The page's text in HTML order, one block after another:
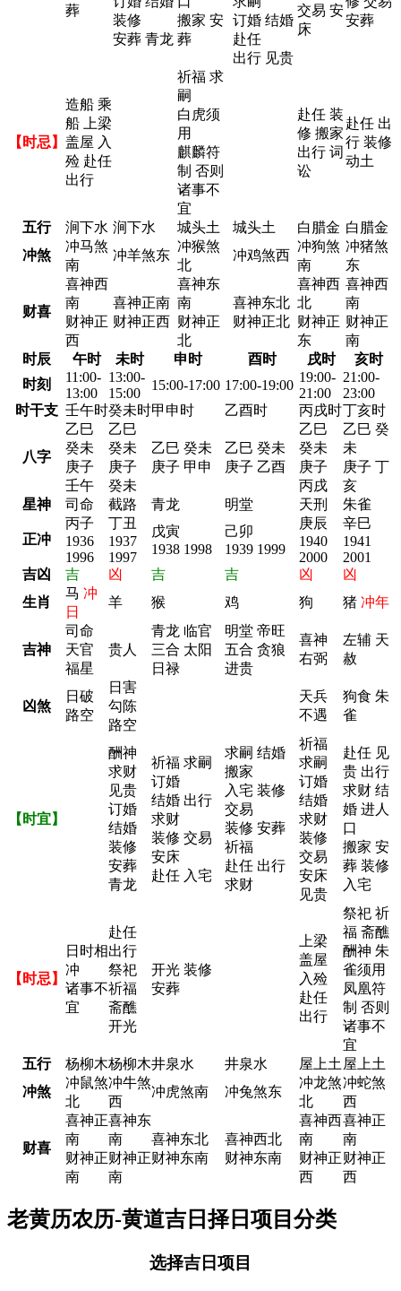
葬
装修
安葬 青龙
搬家 安
葬
订婚 结婚
赴任
出行 见贵
交易 安
床
安葬
【时忌】
造船 乘
船 上梁
盖屋 入
殓 赴任
出行
祈福 求
嗣
白虎须
用
麒麟符
制 否则
诸事不
宜
赴任 装
修 搬家
出行 词
讼
赴任 出
行 装修
动土
五行 涧下水 涧下水 城头土 城头土 白腊金 白腊金
冲煞
冲马煞
南
冲羊煞东
冲猴煞
北
冲鸡煞西
冲狗煞
南
冲猪煞
东
财喜
喜神西
南
财神正
西
喜神正南
财神正西
喜神东
南
财神正
北
喜神东北
财神正北
喜神西
北
财神正
东
喜神西
南
财神正
南
时辰
午时 未时 申时 酉时 戌时
亥时
时刻
11:00-
13:00
13:00-
15:00
15:00-17:00 17:00-19:00
19:00-
21:00
21:00-
23:00
时干支 壬午时癸未时甲申时 乙酉时 丙戌时丁亥时
八字
乙巳
癸未
庚子
壬午
乙巳
癸未
庚子
癸未
乙巳 癸未
庚子 甲申
乙巳 癸未
庚子 乙酉
乙巳
癸未
庚子
丙戌
乙巳 癸
未
庚子 丁
亥
星神
司命 截路 青龙 明堂 天刑 朱雀
正冲
丙子
1936
1996
丁丑
1937
1997
戊寅
1938 1998
己卯
1939 1999
庚辰
1940
2000
辛巳
1941
2001
吉凶
吉 凶 吉 吉 凶
凶
生肖
马 冲
日
羊 猴 鸡 狗 猪 冲年
吉神
司命
天官
福星
贵人
青龙 临官
三合 太阳
日禄
明堂 帝旺
五合 贪狼
进贵
喜神
右弼
左辅 天
赦
凶煞
日破
路空
日害
勾陈
路空
天兵
不遇
狗食 朱
雀
【时宜】
酬神
求财
见贵
订婚
结婚
装修
安葬
青龙
祈福 求嗣
订婚
结婚 出行
求财
装修 交易
安床
赴任 入宅
求嗣 结婚
搬家
入宅 装修
交易
装修 安葬
祈福
赴任 出行
求财
祈福
求嗣
订婚
结婚
求财
装修
交易
安床
见贵
赴任 见
贵 出行
求财 结
婚 进人
口
搬家 安
葬 装修
入宅
【时忌】
日时相
冲
诸事不
宜
赴任
出行
祭祀
祈福
斋醮
开光
开光 装修
安葬
上梁
盖屋
入殓
赴任
出行
祭祀 祈
福 斋醮
酬神 朱
雀须用
凤凰符
制 否则
诸事不
宜
五行
杨柳木杨柳木井泉水 井泉水 屋上土 屋上土
冲煞
冲鼠煞
北
冲牛煞
西
冲虎煞南 冲兔煞东
冲龙煞
北
冲蛇煞
西
财喜
喜神正
南
财神正
南
喜神东
南
财神正
南
喜神东北
财神东南
喜神西北
财神东南
喜神西
南
财神正
西
喜神正
南
财神正
西
老黄历农历-黄道吉日择日项目分类
选择吉日项目